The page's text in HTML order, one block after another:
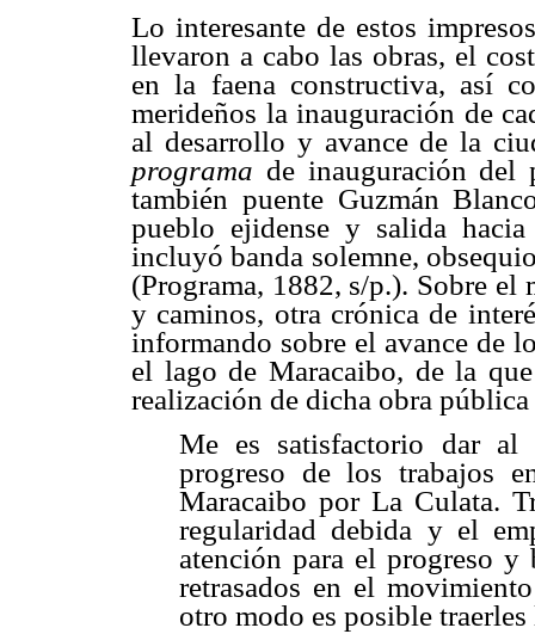
Lo interesante de estos
llevaron a cabo las obras, el
en la faena constructiva, así
merideños la inauguración de
al desarrollo y avance de la
programa de inauguración del
también puente Guzmán
pueblo ejidense y salida
incluyó banda solemne,
(Programa, 1882, s/p.). Sobre el
y caminos, otra crónica de
informando sobre el avance de
el lago de Maracaibo, de la
realización de dicha obra pública
Me es satisfactorio dar
progreso de los trabajos
Maracaibo por La Culata.
regularidad debida y el
atención para el progreso y
retrasados en el
otro modo es posible traerles